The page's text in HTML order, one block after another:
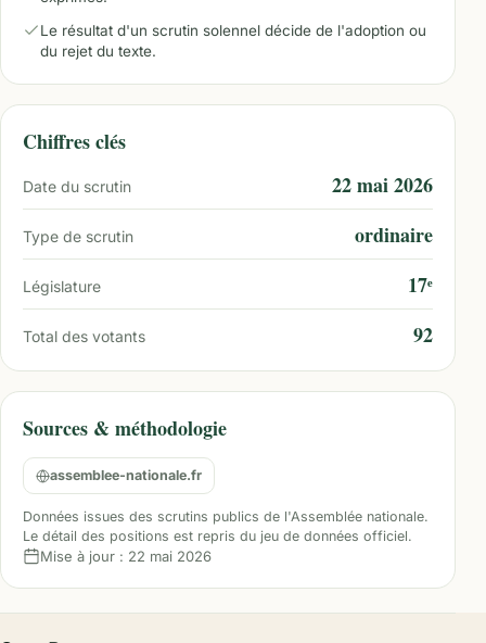
Le résultat d'un scrutin solennel décide de l'adoption ou
du rejet du texte.
Chiffres clés
Date du scrutin 22 mai 2026
Type de scrutin ordinaire
Législature 17ᵉ
Total des votants 92
Sources & méthodologie
assemblee-nationale.fr
Données issues des scrutins publics de l'Assemblée nationale.
Le détail des positions est repris du jeu de données officiel.
Mise à jour : 22 mai 2026